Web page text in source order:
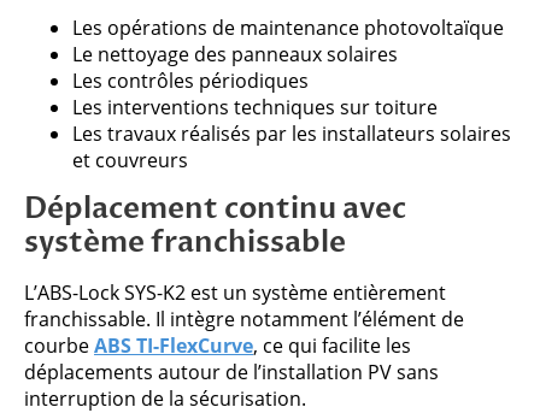
Les opérations de maintenance photovoltaïque
Le nettoyage des panneaux solaires
Les contrôles périodiques
Les interventions techniques sur toiture
Les travaux réalisés par les installateurs solaires
et couvreurs
Déplacement continu avec
système franchissable
L’ABS-Lock SYS-K2 est un système entièrement
franchissable. Il intègre notamment l’élément de
courbeABS TI-FlexCurve, ce qui facilite les
déplacements autour de l’installation PV sans
interruption de la sécurisation.